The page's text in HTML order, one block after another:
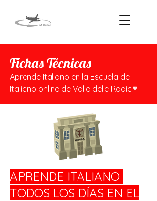
Fichas Técnicas
Aprende Italiano en la Escuela de
Italiano online de Valle delle Radici®
APRENDE ITALIANO
TODOS LOS DÍAS EN EL